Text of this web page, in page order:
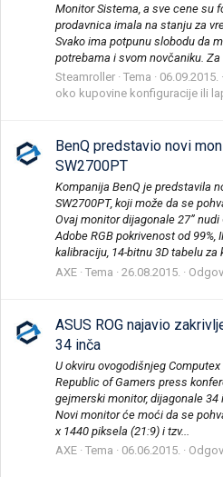
Monitor Sistema, a sve cene su
prodavnica imala na stanju za
Svako ima potpunu slobodu da
potrebama i svom novčaniku. Za
Steamroller Tema 06.09.2015.
oko kupovine konfiguracije ili
BenQ predstavio novi
SW2700PT
Kompanija BenQ je predstavila
SW2700PT, koji može da se
Ovaj monitor dijagonale 27”
Adobe RGB pokrivenost od 99%,
kalibraciju, 14-bitnu 3D tabelu za
AXE Tema 26.08.2015.
ASUS ROG najavio
34 inča
U okviru ovogodišnjeg
Republic of Gamers press
gejmerski monitor, dijagonale 34
Novi monitor će moći da se
x 1440 piksela (21:9) i tzv...
AXE Tema 06.06.2015.